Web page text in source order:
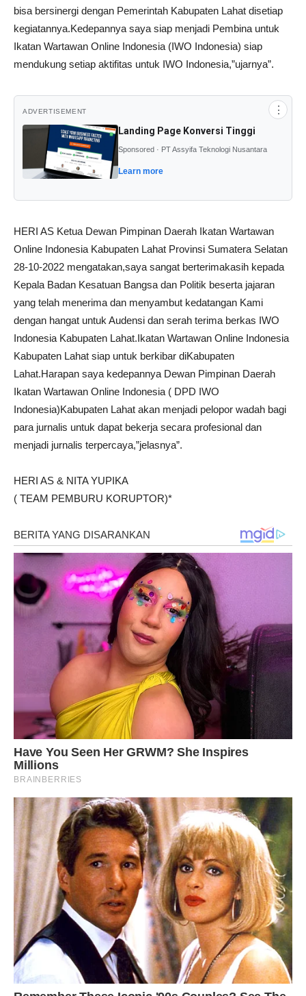
bisa bersinergi dengan Pemerintah Kabupaten Lahat disetiap
kegiatannya.Kedepannya saya siap menjadi Pembina untuk
Ikatan Wartawan Online Indonesia (IWO Indonesia) siap
mendukung setiap aktifitas untuk IWO Indonesia,”ujarnya”.
ADVERTISEMENT ⋮
Landing Page Konversi Tinggi
Sponsored · PT Assyifa Teknologi Nusantara
Learn more
HERI AS Ketua Dewan Pimpinan Daerah Ikatan Wartawan
Online Indonesia Kabupaten Lahat Provinsi Sumatera Selatan
28-10-2022 mengatakan,saya sangat berterimakasih kepada
Kepala Badan Kesatuan Bangsa dan Politik beserta jajaran
yang telah menerima dan menyambut kedatangan Kami
dengan hangat untuk Audensi dan serah terima berkas IWO
Indonesia Kabupaten Lahat.Ikatan Wartawan Online Indonesia
Kabupaten Lahat siap untuk berkibar diKabupaten
Lahat.Harapan saya kedepannya Dewan Pimpinan Daerah
Ikatan Wartawan Online Indonesia ( DPD IWO
Indonesia)Kabupaten Lahat akan menjadi pelopor wadah bagi
para jurnalis untuk dapat bekerja secara profesional dan
menjadi jurnalis terpercaya,”jelasnya”.
HERI AS & NITA YUPIKA
( TEAM PEMBURU KORUPTOR)*